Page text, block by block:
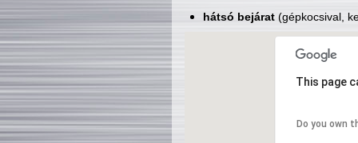
hátsó bejárat(gépkocsival,
This page
Do you own